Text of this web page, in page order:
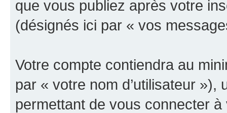
que vous publiez après votre
(désignés ici par « vos
Votre compte contiendra au
par « votre nom d’utilisateur
permettant de vous connecter